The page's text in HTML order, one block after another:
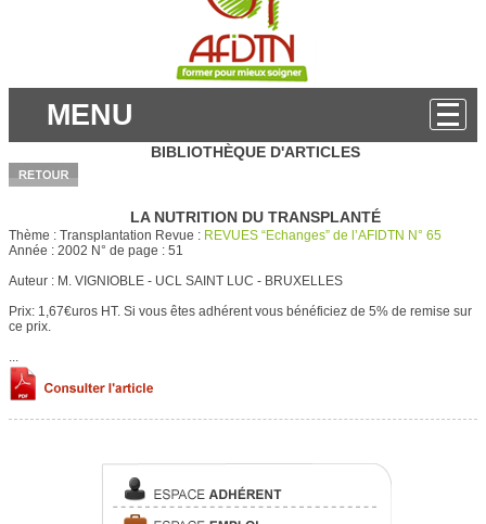
MENU
BIBLIOTHÈQUE D'ARTICLES
LA NUTRITION DU TRANSPLANTÉ
Thème : Transplantation Revue : REVUES “Echanges” de l’AFIDTN N° 65
Année : 2002 N° de page : 51
Auteur : M. VIGNIOBLE - UCL SAINT LUC - BRUXELLES
Prix: 1,67€uros HT. Si vous êtes adhérent vous bénéficiez de 5% de remise sur
ce prix.
...